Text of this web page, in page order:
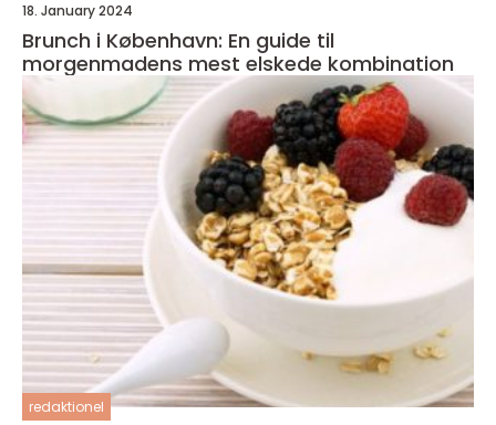
18. January 2024
Brunch i København: En guide til
morgenmadens mest elskede kombination
redaktionel